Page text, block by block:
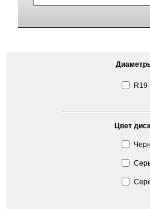
R19
Цвет